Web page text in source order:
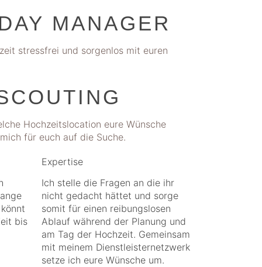
MANAGER
stressfrei und sorgenlos mit euren
Hochzeitslocation eure Wünsche
für euch auf die Suche.
bis
Expertise
Ich stelle die Fragen an die ihr
nicht gedacht hättet und sorge
somit für einen reibungslosen
Ablauf während der Planung und
am Tag der Hochzeit. Gemeinsam
mit meinem Dienstleisternetzwerk
setze ich eure Wünsche um.